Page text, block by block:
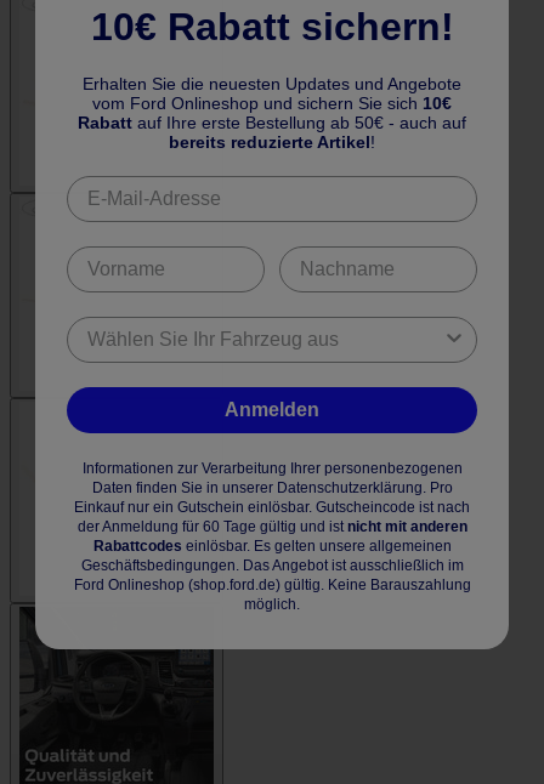
10€ Rabatt sichern!
Erhalten Sie die neuesten Updates und Angebote
vom Ford Onlineshop und sichern Sie sich 10€
Rabatt auf Ihre erste Bestellung ab 50€ - auch auf
bereits reduzierte Artikel!
Anmelden
Informationen zur Verarbeitung Ihrer personenbezogenen
Daten finden Sie in unserer Datenschutzerklärung. Pro
Einkauf nur ein Gutschein einlösbar. Gutscheincode ist nach
der Anmeldung für 60 Tage gültig und ist nicht mit anderen
Rabattcodes einlösbar. Es gelten unsere allgemeinen
Geschäftsbedingungen. Das Angebot ist ausschließlich im
Ford Onlineshop (shop.ford.de) gültig. Keine Barauszahlung
möglich.